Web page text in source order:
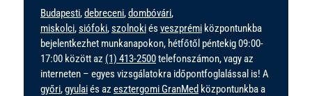
Budapesti,debreceni,dombóvári,
miskolci,siófoki,szolnokiés veszprémi központunkba
bejelentkezhet munkanapokon, hétfőtől péntekig 09:00-
17:00 között az (1) 413-2500telefonszámon, vagy az
interneten – egyes vizsgálatokra időpontfoglalással is! A
győri,gyulaiés az esztergomi GranMed központunkba a